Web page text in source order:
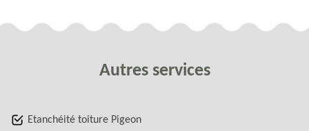
Autres services
Etanchéité toiture Pigeon